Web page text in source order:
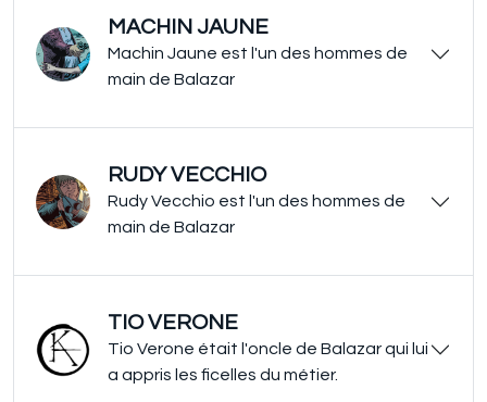
MACHIN JAUNE
Machin Jaune est l'un des hommes de
main de Balazar
RUDY VECCHIO
Rudy Vecchio est l'un des hommes de
main de Balazar
TIO VERONE
Tio Verone était l'oncle de Balazar qui lui
a appris les ficelles du métier.